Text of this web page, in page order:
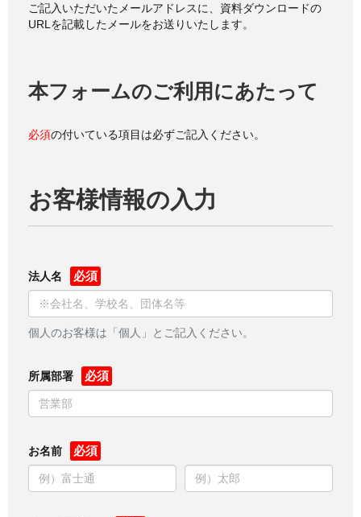
ご記入いただいたメールアドレスに、資料ダウンロードの
URLを記載したメールをお送りいたします。
本フォームのご利用にあたって
必須の付いている項目は必ずご記入ください。
お客様情報の入力
法人名
個人のお客様は「個人」とご記入ください。
所属部署
お名前